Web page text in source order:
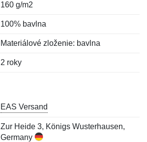
160 g/m2
100% bavlna
Materiálové zloženie: bavlna
2 roky
EAS Versand
Zur Heide 3, Königs Wusterhausen,
Germany